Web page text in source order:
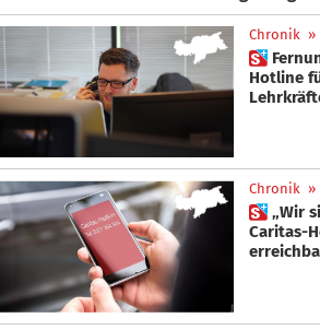
Chronik »
 Fernunterricht: Ab Montag
Hotline
Chronik »
 „Wir sind da“: Neue
Caritas-